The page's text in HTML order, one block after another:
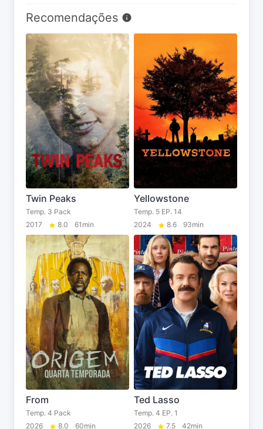
Recomendações
Twin Peaks
Temp. 3 Pack
2017
8.0 61min
Yellowstone
Temp. 5 EP. 14
2024
8.6 93min
From
Temp. 4 Pack
2026
8.0 60min
Ted Lasso
Temp. 4 EP. 1
2026
7.5 42min